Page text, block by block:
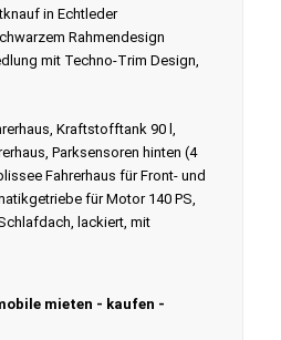
in Echtleder
Rahmendesign
mit Techno-Trim Design,
Kraftstofftank 90 l,
Parksensoren hinten (4
Fahrerhaus für Front- und
für Motor 140 PS,
lackiert, mit
mieten - kaufen -